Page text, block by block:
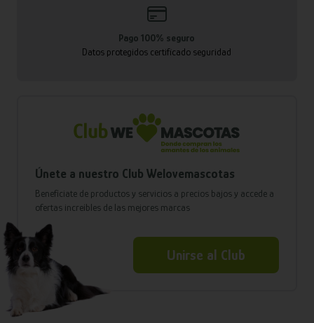
Pago 100% seguro
Datos protegidos certificado seguridad
Únete a nuestro Club Welovemascotas
Benefíciate de productos y servicios a precios bajos y accede a
ofertas increíbles de las mejores marcas
Unirse al Club